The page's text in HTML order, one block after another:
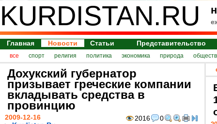
KURDISTAN.RU
Главная Новости Статьи Представительство
все спорт религия политика экономика природа
Дохукский губернатор
призывает греческие компании
вкладывать средства в
провинцию
2016 0
2009-12-16